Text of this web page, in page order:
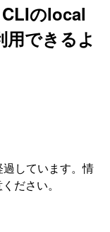
のlocal
できるよ
しています。情
ださい。